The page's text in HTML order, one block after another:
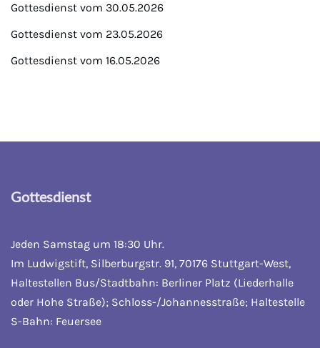
Gottesdienst vom 30.05.2026
Gottesdienst vom 23.05.2026
Gottesdienst vom 16.05.2026
Gottesdienst
Jeden Samstag um 18:30 Uhr.
Im Ludwigstift, Silberburgstr. 91, 70176 Stuttgart-West,
Haltestellen Bus/Stadtbahn: Berliner Platz (Liederhalle
oder Hohe Straße); Schloss-/Johannesstraße; Haltestelle
S-Bahn: Feuersee